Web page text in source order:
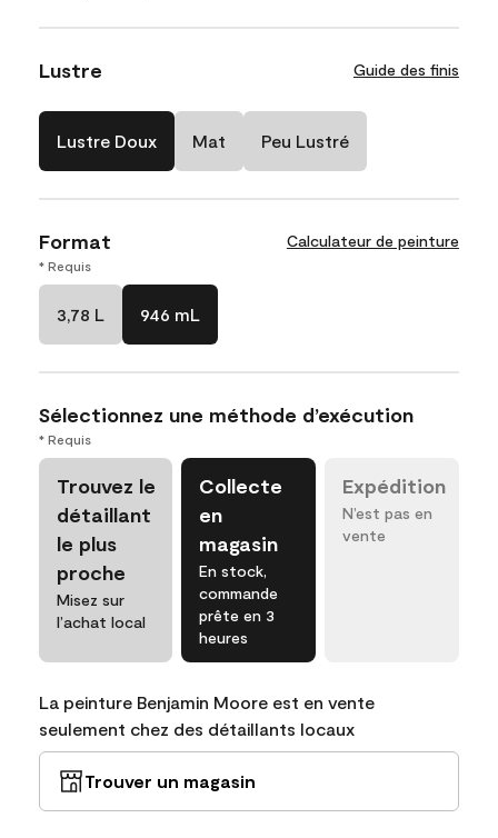
Lustre Guide des finis
Lustre Doux Mat Peu Lustré
Format Calculateur de peinture
* Requis
3,78 L 946 mL
Sélectionnez une méthode d’exécution
* Requis
Trouvez le
détaillant
le plus
proche
Misez sur
l’achat local
Collecte
en
magasin
En stock,
commande
prête en 3
heures
Expédition
N’est pas en
vente
La peinture Benjamin Moore est en vente
seulement chez des détaillants locaux
Trouver un magasin